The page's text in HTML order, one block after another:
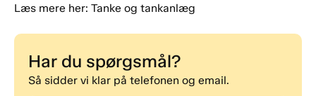
Læs mere her: Tanke og tankanlæg
Har du spørgsmål?
Så sidder vi klar på telefonen og email.